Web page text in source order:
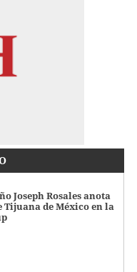
Joseph Rosales anota
Tijuana de México en la